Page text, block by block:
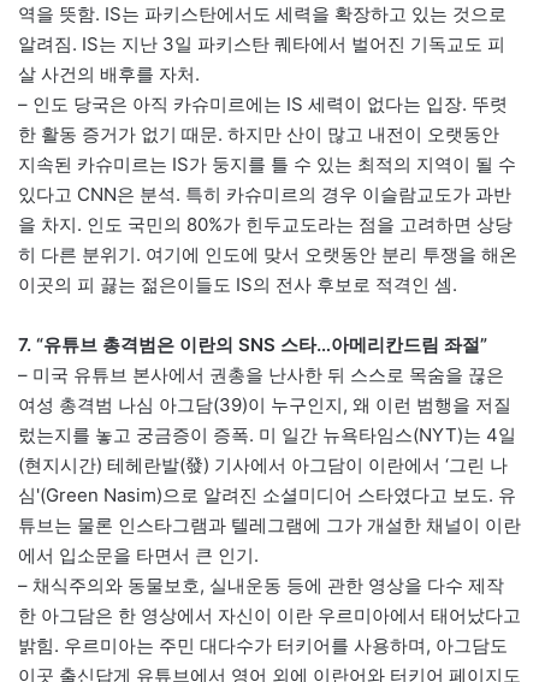
역을 뜻함. IS는 파키스탄에서도 세력을 확장하고 있는 것으로
알려짐. IS는 지난 3일 파키스탄 퀘타에서 벌어진 기독교도 피
살 사건의 배후를 자처.
– 인도 당국은 아직 카슈미르에는 IS 세력이 없다는 입장. 뚜렷
한 활동 증거가 없기 때문. 하지만 산이 많고 내전이 오랫동안
지속된 카슈미르는 IS가 둥지를 틀 수 있는 최적의 지역이 될 수
있다고 CNN은 분석. 특히 카슈미르의 경우 이슬람교도가 과반
을 차지. 인도 국민의 80%가 힌두교도라는 점을 고려하면 상당
히 다른 분위기. 여기에 인도에 맞서 오랫동안 분리 투쟁을 해온
이곳의 피 끓는 젊은이들도 IS의 전사 후보로 적격인 셈.
7. “유튜브 총격범은 이란의 SNS 스타…아메리칸드림 좌절”
– 미국 유튜브 본사에서 권총을 난사한 뒤 스스로 목숨을 끊은
여성 총격범 나심 아그담(39)이 누구인지, 왜 이런 범행을 저질
렀는지를 놓고 궁금증이 증폭. 미 일간 뉴욕타임스(NYT)는 4일
(현지시간) 테헤란발(發) 기사에서 아그담이 이란에서 ‘그린 나
심'(Green Nasim)으로 알려진 소셜미디어 스타였다고 보도. 유
튜브는 물론 인스타그램과 텔레그램에 그가 개설한 채널이 이란
에서 입소문을 타면서 큰 인기.
– 채식주의와 동물보호, 실내운동 등에 관한 영상을 다수 제작
한 아그담은 한 영상에서 자신이 이란 우르미아에서 태어났다고
밝힘. 우르미아는 주민 대다수가 터키어를 사용하며, 아그담도
이곳 출신답게 유튜브에서 영어 외에 이란어와 터키어 페이지도